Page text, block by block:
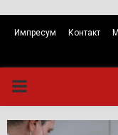
Импресум Контакт
PRIMARY
MENU